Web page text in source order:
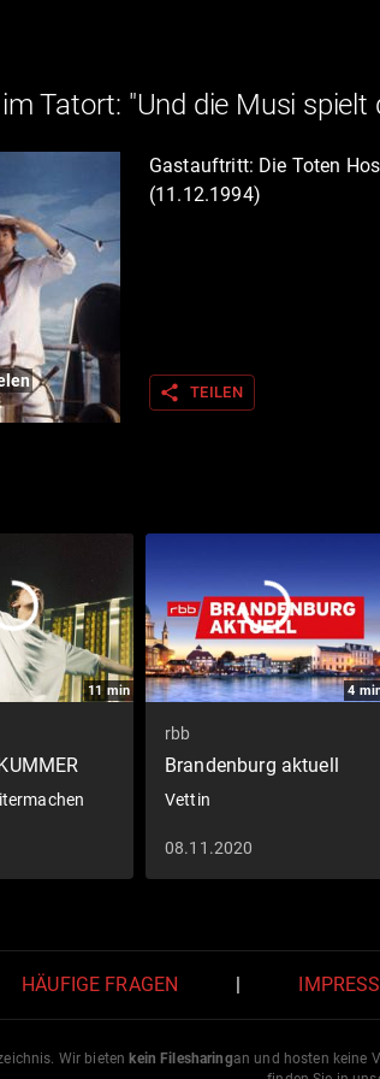
Tatort: "Und die Musi spielt
Gastauftritt: Die Toten
(11.12.1994)
share TEILEN
11 min 4
rbb
Brandenburg aktuell
Vettin
08.11.2020
HÄUFIGE FRAGEN
Wir bieten kein Filesharingan und hosten keine